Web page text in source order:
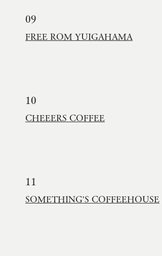
09
FREE ROM YUIGAHAMA
10
CHEEERS COFFEE
11
SOMETHING'S COFFEEHOUSE